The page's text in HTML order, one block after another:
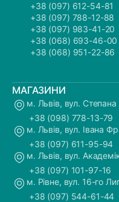
+38 (097) 612-54-81
+38 (097) 788-12-88
+38 (097) 983-41-20
+38 (068) 693-46-00
+38 (068) 951-22-86
МАГАЗИНИ
м. Львів, вул.
+38 (098) 778-13-79
м. Львів, вул. Івана
+38 (097) 611-95-94
м. Львів, вул.
+38 (097) 101-97-16
м. Рівне, вул. 16-го
+38 (097) 544-61-44